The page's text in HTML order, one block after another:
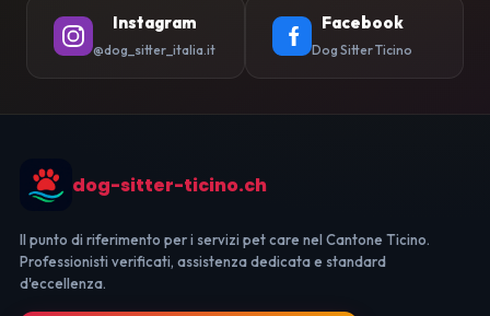
Instagram
@dog_sitter_italia.it
Facebook
Dog Sitter Ticino
dog-sitter-ticino.ch
Il punto di riferimento per i servizi pet care nel Cantone Ticino.
Professionisti verificati, assistenza dedicata e standard
d'eccellenza.